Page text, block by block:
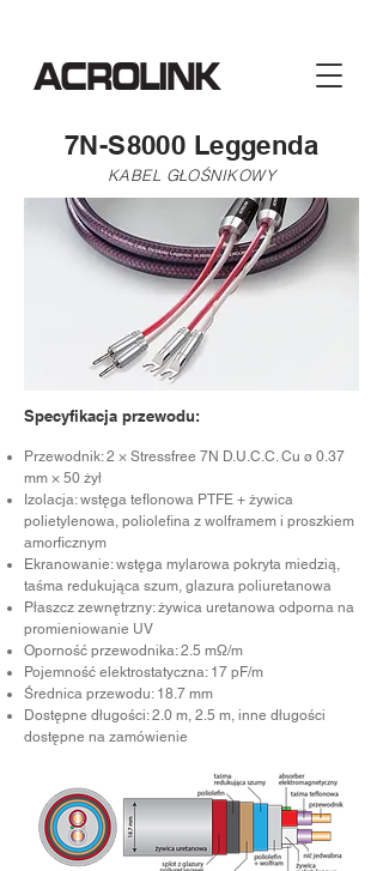
7N-S8000 Leggenda
KABEL GŁOŚNIKOWY
Specyfikacja przewodu:
Przewodnik: 2 × Stressfree 7N D.U.C.C. Cu ø 0.37
mm × 50 żył
Izolacja: wstęga teflonowa PTFE + żywica
polietylenowa, poliolefina z wolframem i proszkiem
amorficznym
Ekranowanie: wstęga mylarowa pokryta miedzią,
taśma redukująca szum, glazura poliuretanowa
Płaszcz zewnętrzny: żywica uretanowa odporna na
promieniowanie UV
Oporność przewodnika: 2.5 mΩ/m
Pojemność elektrostatyczna: 17 pF/m
Średnica przewodu: 18.7 mm
Dostępne długości: 2.0 m, 2.5 m, inne długości
dostępne na zamówienie